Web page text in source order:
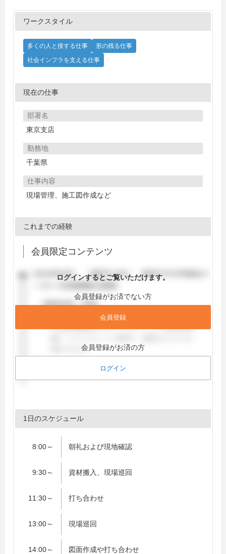
ワークスタイル
多くの人と接する仕事
形の残る仕事
社会インフラを支える仕事
現在の仕事
部署名
東京支店
勤務地
千葉県
仕事内容
現場管理、施工図作成など
これまでの経験
会員限定コンテンツ
ログインするとご覧いただけます。
会員登録がお済でない方
会員登録
会員登録がお済の方
ログイン
1日のスケジュール
8:00～ 朝礼および現地確認
9:30～ 資材搬入、現場巡回
11:30～ 打ち合わせ
13:00～ 現場巡回
14:00～ 図面作成や打ち合わせ